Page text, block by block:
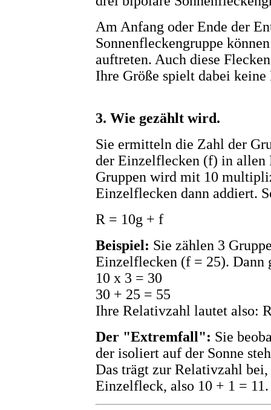
Am Anfang oder Ende der
Sonnenfleckengruppe
auftreten. Auch diese
Ihre Größe spielt dabei keine
3. Wie gezählt wird.
Sie ermitteln die Zahl der
der Einzelflecken (f) in allen
Gruppen wird mit 10
Einzelflecken dann addiert.
R = 10g + f
Beispiel: Sie zählen 3
Einzelflecken (f = 25). Dann
10 x 3 = 30
30 + 25 = 55
Ihre Relativzahl lautet also:
Der "Extremfall": Sie
der isoliert auf der Sonne
Das trägt zur Relativzahl
Einzelfleck, also 10 + 1 = 11.